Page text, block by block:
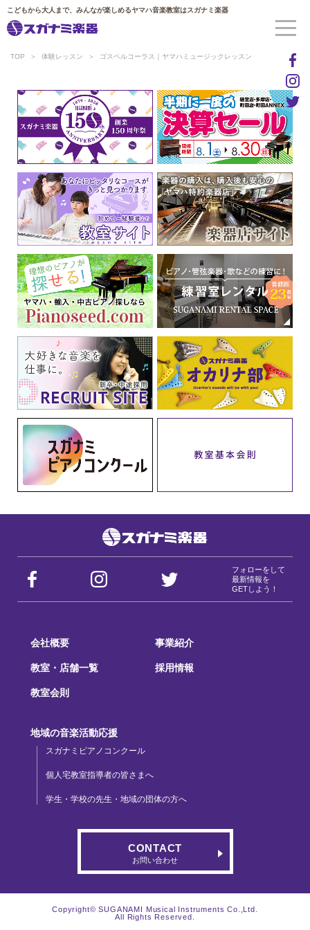
こどもから大人まで、みんなが楽しめるヤマハ音楽教室はスガナミ楽器
TOP 体験レッスン ゴスペルコーラス｜ヤマハミュージックレッスン
フォローをして
最新情報を
GETしよう！
会社概要 事業紹介
教室・店舗一覧 採用情報
教室会則
地域の音楽活動応援
スガナミピアノコンクール
個人宅教室指導者の皆さまへ
学生・学校の先生・地域の団体の方へ
CONTACT
お問い合わせ
Copyright© SUGANAMI Musical Instruments Co.,Ltd.
All Rights Reserved.